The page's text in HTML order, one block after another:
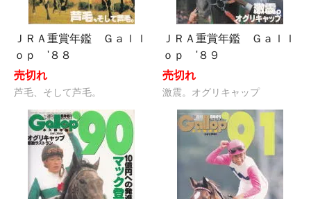
ＪＲＡ重賞年鑑 Ｇａｌｌ
ｏｐ '８８
売切れ
芦毛、そして芦毛。
ＪＲＡ重賞年鑑 Ｇａｌｌ
ｏｐ '８９
売切れ
激震。オグリキャップ